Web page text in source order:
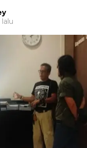
lalu